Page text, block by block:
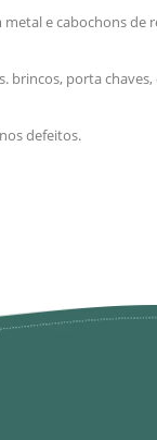
e cabochons de
brincos, porta chaves,
defeitos.